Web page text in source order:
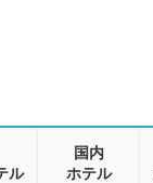
ル
国内
ホテル